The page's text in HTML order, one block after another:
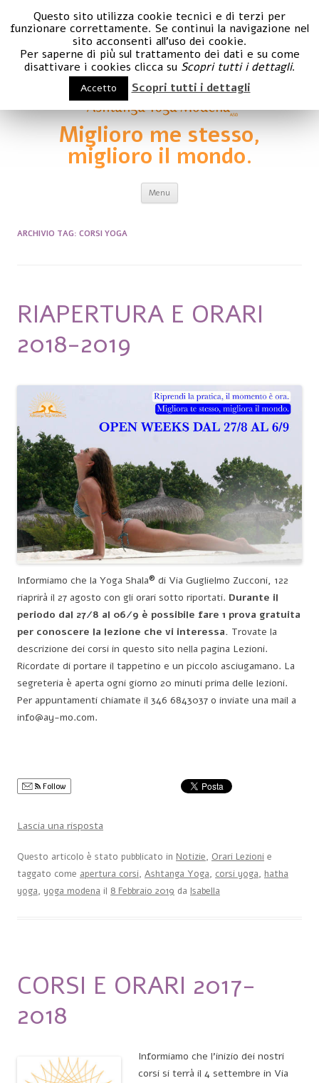
Miglioro me stesso,
miglioro il mondo.
Menu
ARCHIVIO TAG: CORSI YOGA
RIAPERTURA E ORARI
2018-2019
Informiamo che la Yoga Shala® di Via Guglielmo Zucconi, 122
riaprirà il 27 agosto con gli orari sotto riportati. Durante il
periodo dal 27/8 al 06/9 è possibile fare 1 prova gratuita
per conoscere la lezione che vi interessa. Trovate la
descrizione dei corsi in questo sito nella pagina Lezioni.
Ricordate di portare il tappetino e un piccolo asciugamano. La
segreteria è aperta ogni giorno 20 minuti prima delle lezioni.
Per appuntamenti chiamate il 346 6843037 o inviate una mail a
info@ay-mo.com.
Follow
Lascia una risposta
Questo articolo è stato pubblicato in Notizie, Orari Lezioni e
taggato come apertura corsi, Ashtanga Yoga, corsi yoga, hatha
yoga, yoga modena il 8 Febbraio 2019 da Isabella
CORSI E ORARI 2017-
2018
Informiamo che l’inizio dei nostri
corsi si terrà il 4 settembre in Via
Questo sito utilizza cookie tecnici e di terzi per
funzionare correttamente. Se continui la navigazione nel
sito acconsenti all'uso dei cookie.
Per saperne di più sul trattamento dei dati e su come
disattivare i cookies clicca su Scopri tutti i dettagli.
Accetto Scopri tutti i dettagli